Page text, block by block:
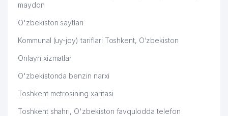
maydon
O'zbekiston saytlari
Kommunal (uy-joy) tariflari Toshkent, O‘zbekiston
Onlayn xizmatlar
O'zbekistonda benzin narxi
Toshkent metrosining xaritasi
Toshkent shahri, O'zbekiston favqulodda telefon